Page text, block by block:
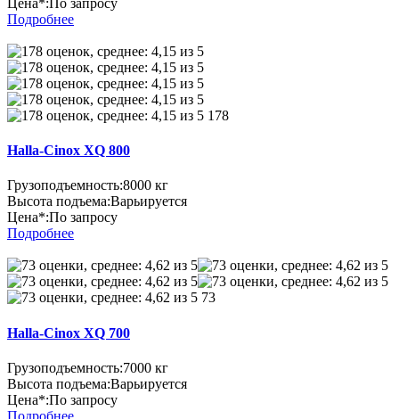
Подробнее
178
Halla-Cinox XQ 800
Грузоподъемность:8000 кг
Высота подъема:Варьируется
Цена*:По запросу
Подробнее
73
Halla-Cinox XQ 700
Грузоподъемность:7000 кг
Высота подъема:Варьируется
Цена*:По запросу
Подробнее